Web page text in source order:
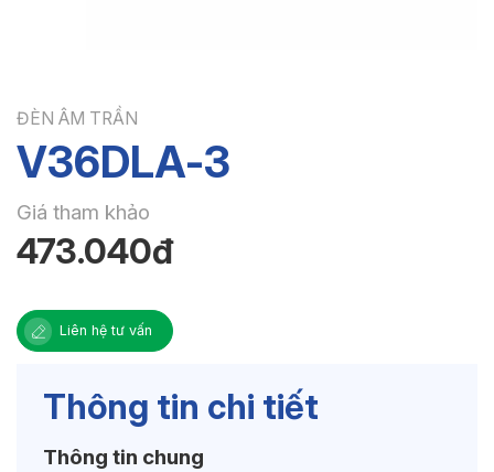
ĐÈN ÂM TRẦN
V36DLA-3
Giá tham khảo
473.040đ
Liên hệ tư vấn
Thông tin chi tiết
Thông tin chung